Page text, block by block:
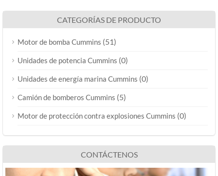
CATEGORÍAS DE PRODUCTO
Motor de bomba Cummins (51)
Unidades de potencia Cummins (0)
Unidades de energía marina Cummins (0)
Camión de bomberos Cummins (5)
Motor de protección contra explosiones Cummins (0)
CONTÁCTENOS